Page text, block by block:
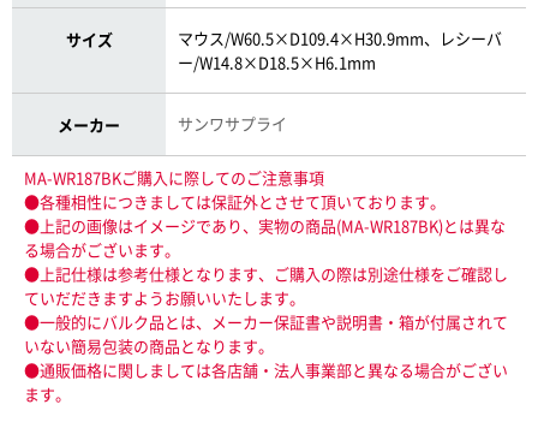
サイズ
マウス/W60.5×D109.4×H30.9mm、レシーバ
ー/W14.8×D18.5×H6.1mm
メーカー サンワサプライ
MA-WR187BKご購入に際してのご注意事項
●各種相性につきましては保証外とさせて頂いております。
●上記の画像はイメージであり、実物の商品(MA-WR187BK)とは異な
る場合がございます。
●上記仕様は参考仕様となります、ご購入の際は別途仕様をご確認し
ていだだきますようお願いいたします。
●一般的にバルク品とは、メーカー保証書や説明書・箱が付属されて
いない簡易包装の商品となります。
●通販価格に関しましては各店舗・法人事業部と異なる場合がござい
ます。